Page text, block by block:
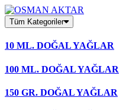
Skip
to
content
Tüm Kategoriler
10 ML. DOĞAL YAĞLAR
100 ML. DOĞAL YAĞLAR
150 GR. DOĞAL YAĞLAR